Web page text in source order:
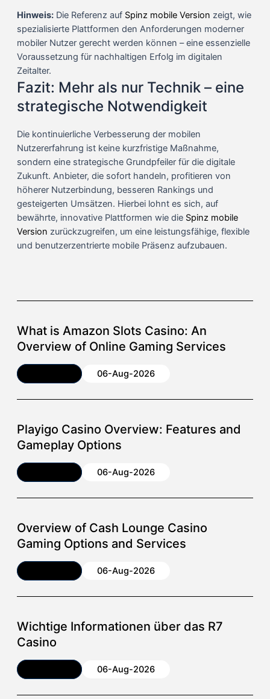
Hinweis: Die Referenz auf Spinz mobile Version zeigt, wie
spezialisierte Plattformen den Anforderungen moderner
mobiler Nutzer gerecht werden können – eine essenzielle
Voraussetzung für nachhaltigen Erfolg im digitalen
Zeitalter.
Fazit: Mehr als nur Technik – eine
strategische Notwendigkeit
Die kontinuierliche Verbesserung der mobilen
Nutzererfahrung ist keine kurzfristige Maßnahme,
sondern eine strategische Grundpfeiler für die digitale
Zukunft. Anbieter, die sofort handeln, profitieren von
höherer Nutzerbindung, besseren Rankings und
gesteigerten Umsätzen. Hierbei lohnt es sich, auf
bewährte, innovative Plattformen wie die Spinz mobile
Version zurückzugreifen, um eine leistungsfähige, flexible
und benutzerzentrierte mobile Präsenz aufzubauen.
What is Amazon Slots Casino: An
Overview of Online Gaming Services
06-Aug-2026
Playigo Casino Overview: Features and
Gameplay Options
06-Aug-2026
Overview of Cash Lounge Casino
Gaming Options and Services
06-Aug-2026
Wichtige Informationen über das R7
Casino
06-Aug-2026